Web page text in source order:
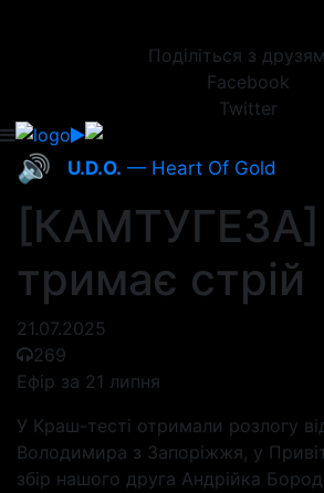
Поділіться з
Facebook
Twitter
🔊 U.D.O. — Heart Of Gold
[КАМТУГЕЗА]
тримає стрій
21.07.2025
269
Ефір за 21 липня
У Краш-тесті отримали розлогу
Володимира з Запоріжжя, у
збір нашого друга Андрійка